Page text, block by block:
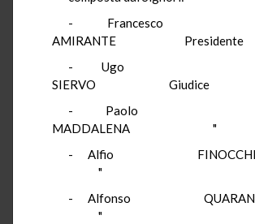
-
AMIRANTE Presidente
- Ugo
SIERVO Giudice
-
MADDALENA "
- Alfio
"
- Alfonso
"